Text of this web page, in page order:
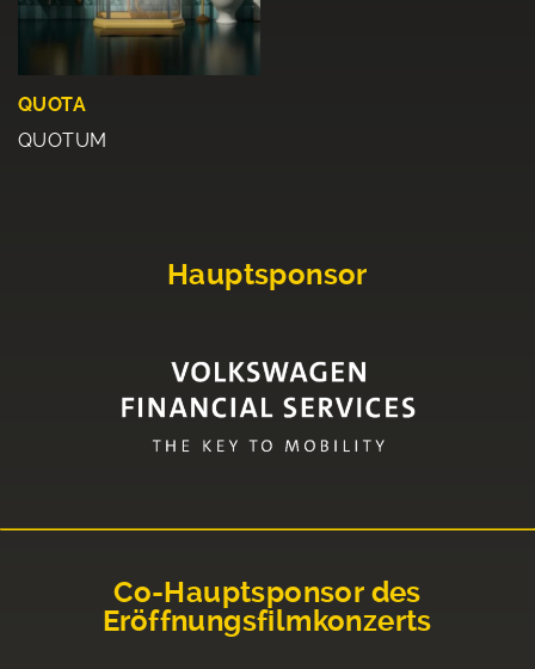
QUOTA
QUOTUM
Hauptsponsor
Co-Hauptsponsor des
Eröffnungsfilmkonzerts